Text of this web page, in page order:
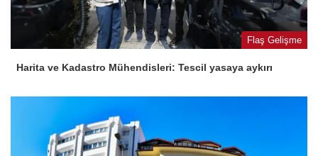
Flaş Gelişme
Harita ve Kadastro Mühendisleri: Tescil yasaya aykırı